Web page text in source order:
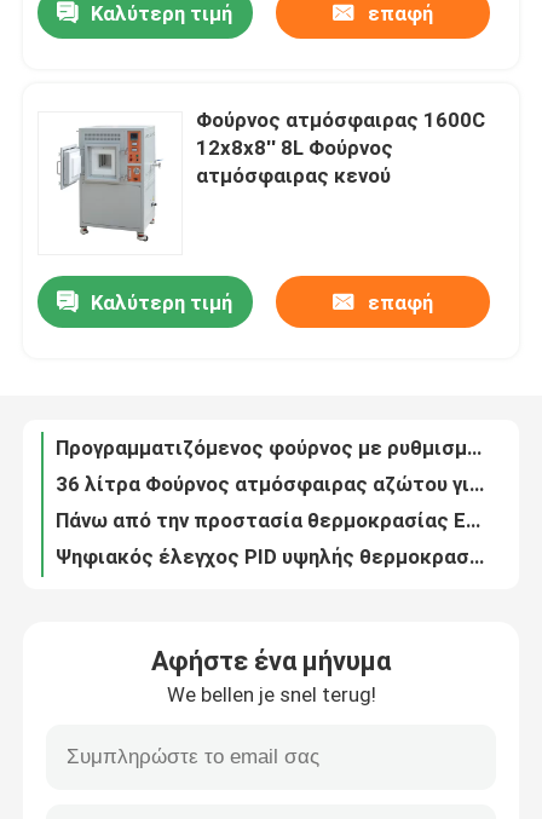
Προϊόντα
Βίντεο
Έλεγχος ποιότητας
Ζητήστε μια προσφορά
Programtherm
Καλύτερη τιμή επαφή
Φούρνος ατμόσφαιρας 1600C
12x8x8′′ 8L Φούρνος
ατμόσφαιρας κενού
Καλύτερη τιμή επαφή
1200C 18 λίτρων HRE Wire Ηλεκτρικός Φούρνος Muffle στο Εργαστήριο Χημείας
8 λίτρα Βιομηχανικός εργαστηριακός φούρνος 1200 C Φούρνος μούφλας για θερμική επεξεργασία
Εργαστήριο υψηλής καθαρότητας αλουμινένιων ινών
Φούρνος μούφλας υψηλής θερμοκρασίας 3KW για δοκιμή υλικών μικρών παρτίδων
Αφήστε ένα μήνυμα
We bellen je snel terug!